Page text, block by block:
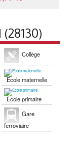
Collège
École maternelle
École primaire
Gare
ferroviaire